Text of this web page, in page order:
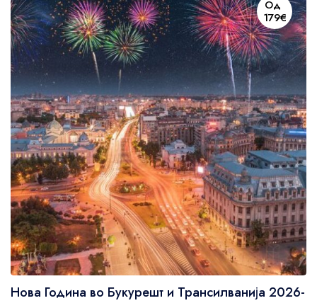
Од
179€
Нова Година во Букурешт и Трансилванија 2026-